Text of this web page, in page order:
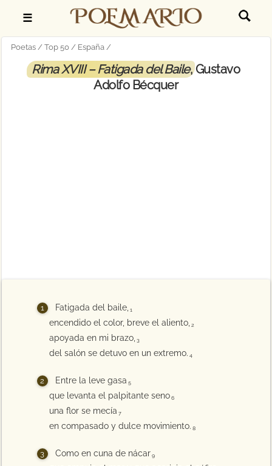
☰
Poetas Top 50 España
Rima XVIII – Fatigada del Baile, Gustavo
Adolfo Bécquer
Fatigada del baile, 1
encendido el color, breve el aliento, 2
apoyada en mi brazo, 3
del salón se detuvo en un extremo. 4
Entre la leve gasa 5
que levanta el palpitante seno 6
una flor se mecía 7
en compasado y dulce movimiento. 8
Como en cuna de nácar 9